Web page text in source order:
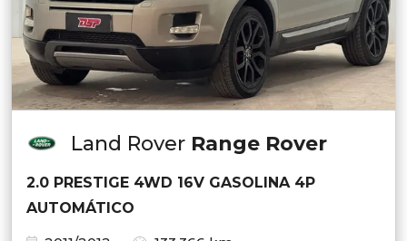
Land Rover Range Rover
2.0 PRESTIGE 4WD 16V GASOLINA 4P
AUTOMÁTICO